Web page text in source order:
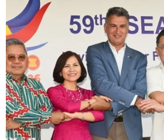
Bộ Công Thương: Lý do
hơn 172MW điện Mặt Trời
24/03/2023 11:50
Theo Bộ Công Thương, hiện cơ
xây dựng của Bộ chưa ra văn bản
nghiệm thu công trình Nhà máy
Nam, do chủ đầu tư thi công không